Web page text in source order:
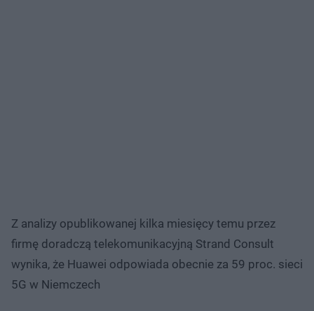
Z analizy opublikowanej kilka miesięcy temu przez
firmę doradczą telekomunikacyjną Strand Consult
wynika, że Huawei odpowiada obecnie za 59 proc. sieci
5G w Niemczech